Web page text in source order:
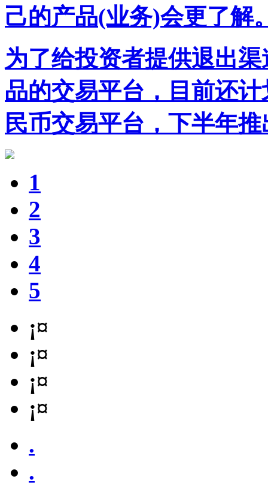
己的产品(业务)会更了解
为了给投资者提供退出
品的交易平台，目前还
民币交易平台，下半年
1
2
3
4
5
¡¤
¡¤
¡¤
¡¤
.
.